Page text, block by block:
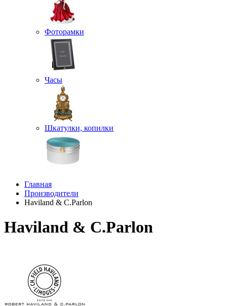
Фоторамки
Часы
Шкатулки, копилки
Главная
Производители
Haviland & C.Parlon
Haviland & C.Parlon